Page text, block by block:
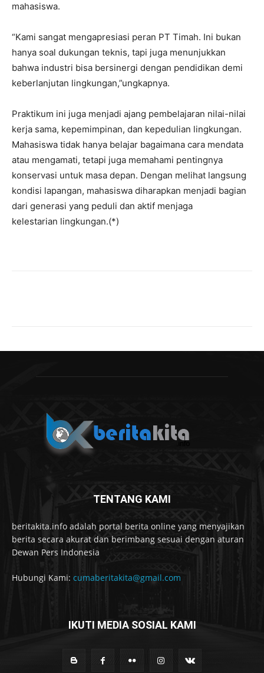
mahasiswa.
“Kami sangat mengapresiasi peran PT Timah. Ini bukan
hanya soal dukungan teknis, tapi juga menunjukkan
bahwa industri bisa bersinergi dengan pendidikan demi
keberlanjutan lingkungan,”ungkapnya.
Praktikum ini juga menjadi ajang pembelajaran nilai-nilai
kerja sama, kepemimpinan, dan kepedulian lingkungan.
Mahasiswa tidak hanya belajar bagaimana cara mendata
atau mengamati, tetapi juga memahami pentingnya
konservasi untuk masa depan. Dengan melihat langsung
kondisi lapangan, mahasiswa diharapkan menjadi bagian
dari generasi yang peduli dan aktif menjaga
kelestarian lingkungan.(*)
TENTANG KAMI
beritakita.info adalah portal berita online yang menyajikan
berita secara akurat dan berimbang sesuai dengan aturan
Dewan Pers Indonesia
Hubungi Kami: cumaberitakita@gmail.com
IKUTI MEDIA SOSIAL KAMI